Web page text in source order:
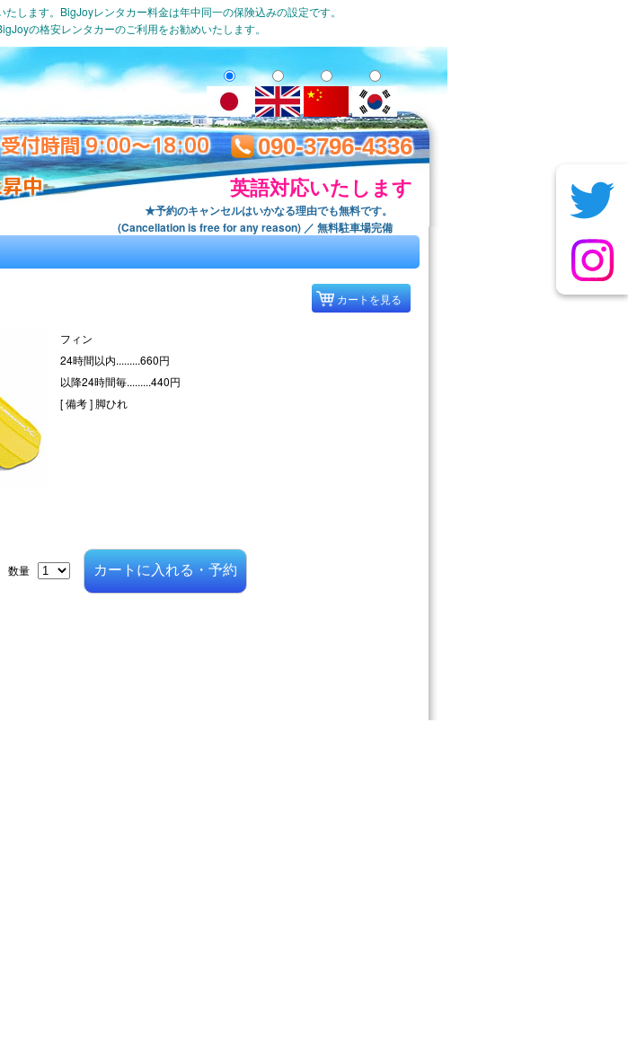
します。BigJoyレンタカー料金は年中同一の保険込みの設定です。
の格安レンタカーのご利用をお勧めいたします。
受付時間 9:00～18:00
中
★予約のキャンセルはいかなる理由でも無料です。
(Cancellation is free for any reason) ／ 無料駐車場完備
090-3796-4336
英語対応いたします
カートを見る
フィン
24時間以内.........660円
以降24時間毎.........440円
[ 備考 ] 脚ひれ
数量